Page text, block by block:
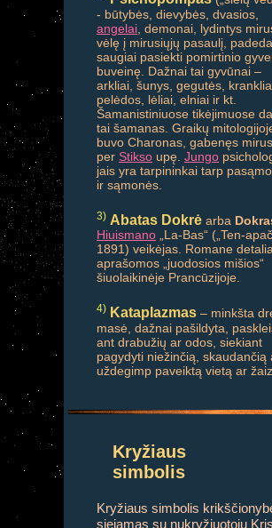
- būtybės, dievybės, dvasios,
angelai , demonai, lydintys
vėlę į mirusiųjų pasaulį,
saugiai pasiekti pomirtinio
buveinę. Dažnai tai gyvūnai –
arkliai, šunys, gegutės,
pelėdos, lėliai, elniai ir kt.
Šamanistiniuose tikėjimuose
tai šamanas. Graikų
buvo Charonas, gabenęs
per Stikso upę. Jungo
jais yra tarpininkai tarp
ir sąmonės.
3) Abatas Dokrė arba
Hiuismano „La-Bas“ („Ten-
1891) veikėjas. Romane
aprašomos „juodosios mišios“
šiuolaikinėje Prancūzijoje.
4) Kataplazmas – minkšta
masė, dažnai pašildyta,
ant drabužių ar odos, siekiant
pagydyti niežinčią, skaudančią
uždegimp paveiktą vietą ar
Kryžiaus
simbolis
Kryžiaus simbolis
siejamas su nukryžiuotoju